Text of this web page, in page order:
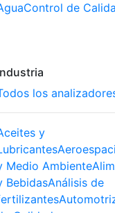
Control de
los
y
Medio Ambiente
BebidasAnálisis de